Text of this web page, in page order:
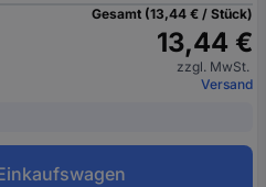
Gesamt (13,44 € / Stück)
13,44 €
zzgl. MwSt.
Versand